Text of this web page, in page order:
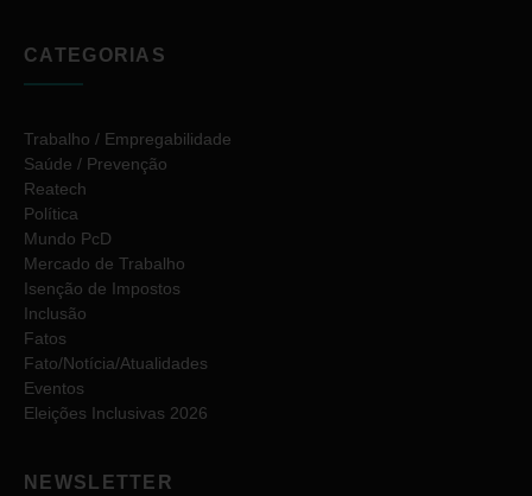
CATEGORIAS
Trabalho / Empregabilidade
Saúde / Prevenção
Reatech
Política
Mundo PcD
Mercado de Trabalho
Isenção de Impostos
Inclusão
Fatos
Fato/Notícia/Atualidades
Eventos
Eleições Inclusivas 2026
NEWSLETTER